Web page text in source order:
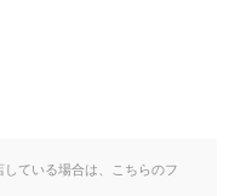
ている場合は、こちらのフ